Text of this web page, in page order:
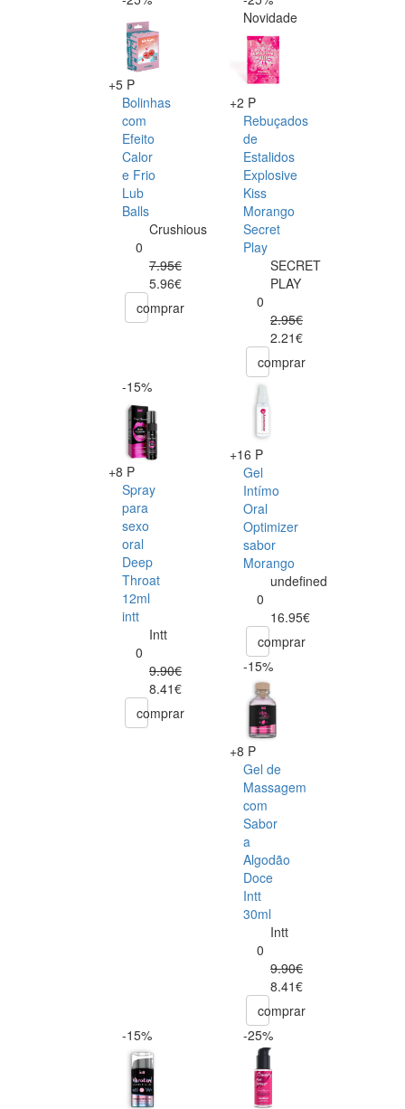
+5 P
Bolinhas
com
Efeito
Calor
e Frio
Lub
Balls
Crushious
0
7.95€
5.96€
comprar
Novidade
+2 P
Rebuçados
de
Estalidos
Explosive
Kiss
Morango
Secret
Play
SECRET
PLAY
0
2.95€
2.21€
comprar
-15%
+8 P
Spray
para
sexo
oral
Deep
Throat
12ml
intt
Intt
0
9.90€
8.41€
comprar
+16 P
Gel
Intímo
Oral
Optimizer
sabor
Morango
undefined
0
16.95€
comprar
-15%
+8 P
Gel de
Massagem
com
Sabor
a
Algodão
Doce
Intt
30ml
Intt
0
9.90€
8.41€
comprar
-15%
-25%